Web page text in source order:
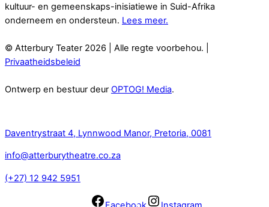
kultuur- en gemeenskaps-inisiatiewe in Suid-Afrika
onderneem en ondersteun. Lees meer.
© Atterbury Teater 2026 | Alle regte voorbehou. |
Privaatheidsbeleid
Ontwerp en bestuur deur OPTOG! Media.
Daventrystraat 4, Lynnwood Manor, Pretoria, 0081
info@atterburytheatre.co.za
(+27) 12 942 5951